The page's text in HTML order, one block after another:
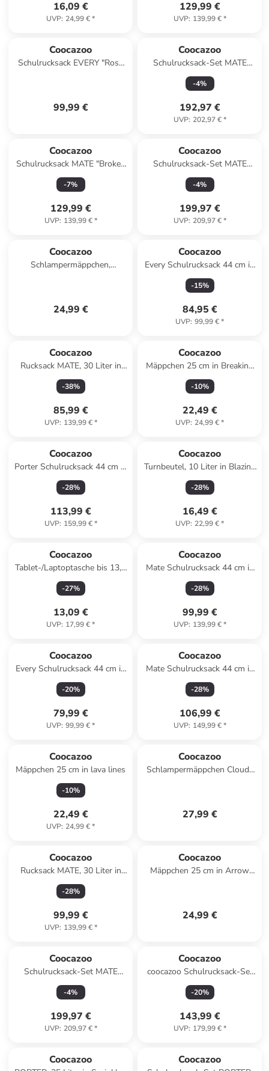
16,09 €
UVP: 24,99 €*
129,99 €
UVP: 139,99 €*
Coocazoo
Schulrucksack EVERY "Rose
99,99 €
Coocazoo
Schulrucksack-Set MATE
"Reflective Wings" 3-tlg. in
Lila
-4%
192,97 €
UVP: 202,97 €*
Coocazoo
Schulrucksack MATE "Broken
Black" in Schwarz/Rot
-7%
129,99 €
UVP: 139,99 €*
Coocazoo
Schulrucksack-Set MATE
"Bloomy Daisy" 3-tlg. in Blau
-4%
199,97 €
UVP: 209,97 €*
Coocazoo
Schlampermäppchen,
24,99 €
Coocazoo
Every Schulrucksack 44 cm in
Urban Metro
-15%
84,95 €
UVP: 99,99 €*
Coocazoo
Rucksack MATE, 30 Liter in
Happy Raindrops
-38%
85,99 €
UVP: 139,99 €*
Coocazoo
Mäppchen 25 cm in Breaking
Waves
-10%
22,49 €
UVP: 24,99 €*
Coocazoo
Porter Schulrucksack 44 cm in
Dancing Dots
-28%
113,99 €
UVP: 159,99 €*
Coocazoo
Turnbeutel, 10 Liter in Blazing
Fire
-28%
16,49 €
UVP: 22,99 €*
Coocazoo
Tablet-/Laptoptasche bis 13,3
Zoll, Größe M in Berry
-27%
13,09 €
UVP: 17,99 €*
Coocazoo
Mate Schulrucksack 44 cm in
Crazy Artnight
-28%
99,99 €
UVP: 139,99 €*
Coocazoo
Every Schulrucksack 44 cm in
Arrow Drift
-20%
79,99 €
UVP: 99,99 €*
Coocazoo
Mate Schulrucksack 44 cm in
Reflective Splash
-28%
106,99 €
UVP: 149,99 €*
Coocazoo
Mäppchen 25 cm in lava lines
-10%
22,49 €
UVP: 24,99 €*
Coocazoo
Schlampermäppchen Cloudy
27,99 €
Coocazoo
Rucksack MATE, 30 Liter in
Sprinkled Candy
-28%
99,99 €
UVP: 139,99 €*
Coocazoo
Mäppchen 25 cm in Arrow
24,99 €
Coocazoo
Schulrucksack-Set MATE
"Floral Artnight" 3-tlg. in
Schwarz
-4%
199,97 €
UVP: 209,97 €*
Coocazoo
coocazoo Schulrucksack-Set
MATE Humedica, Free Spirit,
3-tlg.
-20%
143,99 €
UVP: 179,99 €*
Coocazoo Coocazoo